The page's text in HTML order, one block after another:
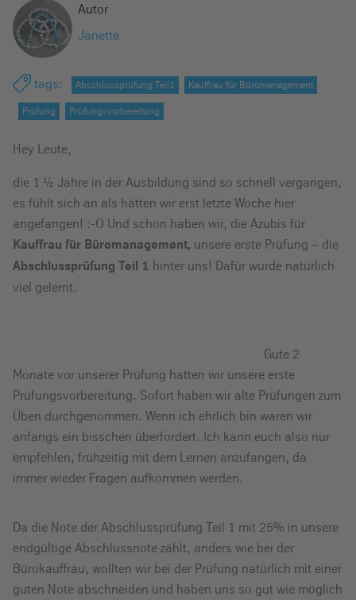
l
s
e
n
Autor
Janette
tags: Abschlussprüfung Teil1 Kauffrau für Büromanagement
Prüfung Prüfungsvorbereitung
Hey Leute,
die 1 ½ Jahre in der Ausbildung sind so schnell vergangen,
es fühlt sich an als hätten wir erst letzte Woche hier
angefangen! :-O Und schon haben wir, die Azubis für
Kauffrau für Büromanagement, unsere erste Prüfung – die
Abschlussprüfung Teil 1 hinter uns! Dafür wurde natürlich
viel gelernt.
Gute 2
Monate vor unserer Prüfung hatten wir unsere erste
Prüfungsvorbereitung. Sofort haben wir alte Prüfungen zum
Üben durchgenommen. Wenn ich ehrlich bin waren wir
anfangs ein bisschen überfordert. Ich kann euch also nur
empfehlen, frühzeitig mit dem Lernen anzufangen, da
immer wieder Fragen aufkommen werden.
Da die Note der Abschlussprüfung Teil 1 mit 25% in unsere
endgültige Abschlussnote zählt, anders wie bei der
Bürokauffrau, wollten wir bei der Prüfung natürlich mit einer
guten Note abschneiden und haben uns so gut wie möglich